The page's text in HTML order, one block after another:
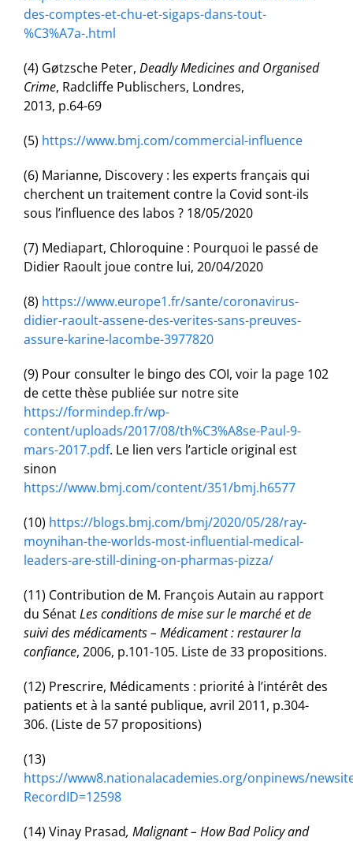
des-comptes-et-chu-et-sigaps-dans-tout-
%C3%A7a-.html
(4) Gøtzsche Peter, Deadly Medicines and Organised
Crime, Radcliffe Publischers, Londres,
2013, p.64-69
(5) https://www.bmj.com/commercial-influence
(6) Marianne, Discovery : les experts français qui
cherchent un traitement contre la Covid sont-ils
sous l’influence des labos ? 18/05/2020
(7) Mediapart, Chloroquine : Pourquoi le passé de
Didier Raoult joue contre lui, 20/04/2020
(8) https://www.europe1.fr/sante/coronavirus-
didier-raoult-assene-des-verites-sans-preuves-
assure-karine-lacombe-3977820
(9) Pour consulter le bingo des COI, voir la page 102
de cette thèse publiée sur notre site
https://formindep.fr/wp-
content/uploads/2017/08/th%C3%A8se-Paul-9-
mars-2017.pdf. Le lien vers l’article original est
sinon
https://www.bmj.com/content/351/bmj.h6577
(10) https://blogs.bmj.com/bmj/2020/05/28/ray-
moynihan-the-worlds-most-influential-medical-
leaders-are-still-dining-on-pharmas-pizza/
(11) Contribution de M. François Autain au rapport
du SénatLes conditions de mise sur le marché et de
suivi des médicaments – Médicament : restaurer la
confiance, 2006, p.101-105. Liste de 33 propositions.
(12) Prescrire, Médicaments : priorité à l’intérêt des
patients et à la santé publique, avril 2011, p.304-
306. (Liste de 57 propositions)
(13)
https://www8.nationalacademies.org/onpinews/
RecordID=12598
(14) Vinay Prasad, Malignant – How Bad Policy and